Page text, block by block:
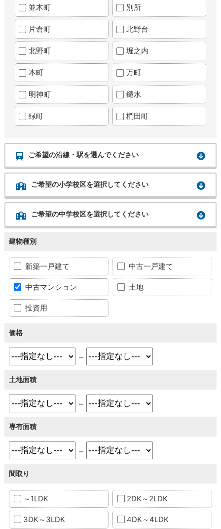
並木町 別所
片倉町 北野台
北野町 堀之内
本町 万町
明神町 鑓水
緑町 椚田町
ご希望の沿線・駅を選んでください
ご希望の小学校区を選択してください
ご希望の中学校区を選択してください
建物種別
新築一戸建て 中古一戸建て
中古マンション 土地
投資用
価格
～
土地面積
～
専有面積
～
間取り
～1LDK 2DK～2LDK
3DK～3LDK 4DK～4LDK